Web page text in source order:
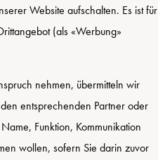
Website aufschalten. Es ist für
(als «Werbung»
nehmen, übermitteln wir
entsprechenden Partner oder
Funktion, Kommunikation
wollen, sofern Sie darin zuvor